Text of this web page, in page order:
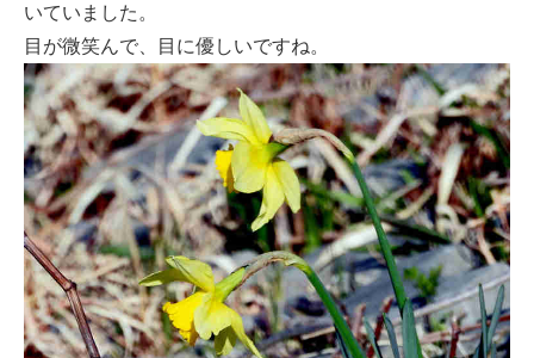
いていました。
目が微笑んで、目に優しいですね。